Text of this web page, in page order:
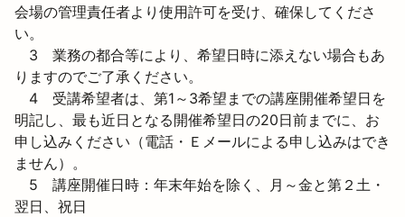
会場の管理責任者より使用許可を受け、確保してくださ
い。
3　業務の都合等により、希望日時に添えない場合もあ
りますのでご了承ください。
4　受講希望者は、第1～3希望までの講座開催希望日を
明記し、最も近日となる開催希望日の20日前までに、お
申し込みください（電話・Ｅメールによる申し込みはでき
ません）。
5　講座開催日時：年末年始を除く、月～金と第２土・
翌日、祝日